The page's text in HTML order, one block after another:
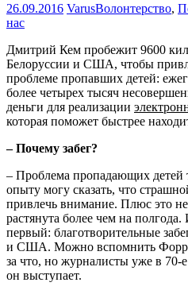
26.09.2016 VarusВолонтерство,
нас
Дмитрий Кем пробежит 9600
Белоруссии и США, чтобы
проблеме пропавших детей:
более четырех тысяч
деньги для реализации
которая поможет быстрее
– Почему забег?
– Проблема пропадающих детей
опыту могу сказать, что
привлечь внимание. Плюс это не
растянута более чем на
первый: благотворительные
и США. Можно вспомнить
за что, но журналисты уже в 70-
он выступает.